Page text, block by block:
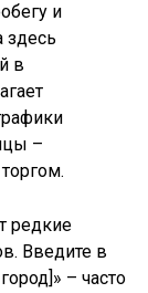
и
здесь
в
–
редкие
Введите в
– часто